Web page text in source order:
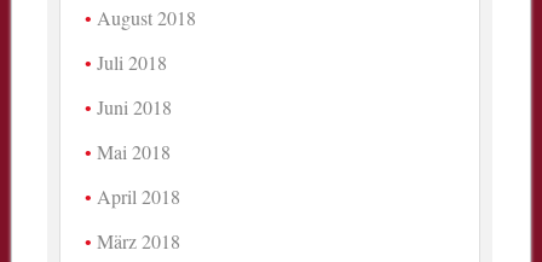
August 2018
Juli 2018
Juni 2018
Mai 2018
April 2018
März 2018